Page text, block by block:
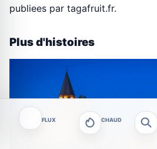
publiees par tagafruit.fr.
Plus d'histoires
FLUX CHAUD